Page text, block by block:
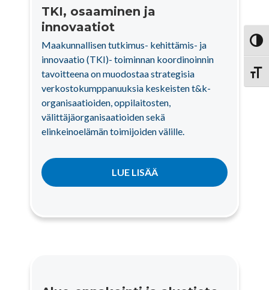
TKI, osaaminen ja
innovaatiot
Maakunnallisen tutkimus- kehittämis- ja
innovaatio (TKI)- toiminnan koordinoinnin
tavoitteena on muodostaa strategisia
verkostokumppanuuksia keskeisten t&k-
organisaatioiden, oppilaitosten,
välittäjäorganisaatioiden sekä
elinkeinoelämän toimijoiden välille.
LUE LISÄÄ